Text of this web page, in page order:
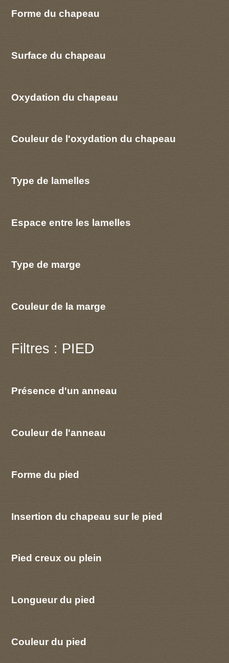
Forme du chapeau
Surface du chapeau
Oxydation du chapeau
Couleur de l'oxydation du chapeau
Type de lamelles
Espace entre les lamelles
Type de marge
Couleur de la marge
Filtres : PIED
Présence d'un anneau
Couleur de l'anneau
Forme du pied
Insertion du chapeau sur le pied
Pied creux ou plein
Longueur du pied
Couleur du pied